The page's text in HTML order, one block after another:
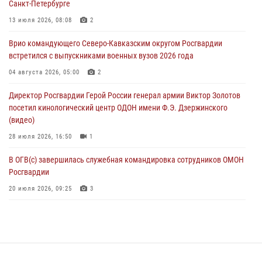
Завершился чемпионат Сибирского ордена Жукова округа
Росгвардии по служебно-боевой стрельбе
Застрявшую в плуге трактора мину уничтожили росгвардейцы на
Кубани
Санкт-Петербурге
13 июля 2026, 08:08 2
Врио командующего Северо-Кавказским округом Росгвардии
встретился с выпускниками военных вузов 2026 года
04 августа 2026, 05:00 2
Директор Росгвардии Герой России генерал армии Виктор Золотов
посетил кинологический центр ОДОН имени Ф.Э. Дзержинского
(видео)
28 июля 2026, 16:50 1
В ОГВ(с) завершилась служебная командировка сотрудников ОМОН
Росгвардии
20 июля 2026, 09:25 3